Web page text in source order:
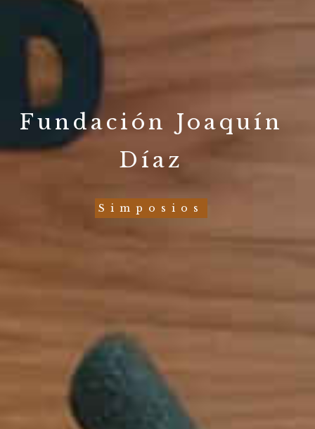
Fundación Joaquín
Díaz
Simposios